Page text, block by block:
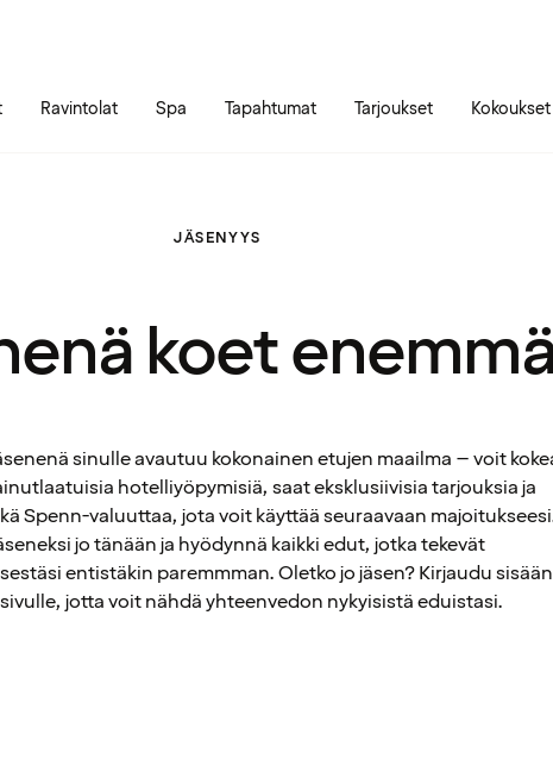
Ravintolat Spa Tapahtumat Tarjoukset Kokoukset
JÄSENYYS
koet
sinulle avautuu kokonainen etujen maailma – voit
hotelliyöpymisiä, saat eksklusiivisia tarjouksia ja
Spenn-valuuttaa, jota voit käyttää seuraavaan
jo tänään ja hyödynnä kaikki edut, jotka tekevät
entistäkin paremmman. Oletko jo jäsen? Kirjaudu sisään
jotta voit nähdä yhteenvedon nykyisistä eduistasi.